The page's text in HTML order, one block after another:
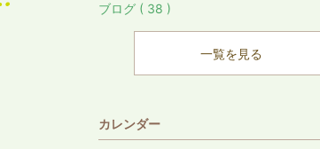
ブログ ( 38 )
一覧を見る
カレンダー